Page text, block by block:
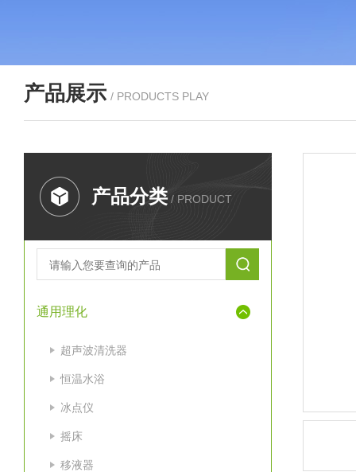
产品展示 / PRODUCTS PLAY
产品分类 / PRODUCT
通用理化
超声波清洗器
恒温水浴
冰点仪
摇床
移液器